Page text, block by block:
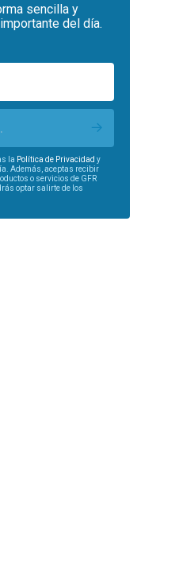
sencilla y
del día.
la Política de Privacidad y
Además, aceptas recibir
o servicios de GFR
optar salirte de los